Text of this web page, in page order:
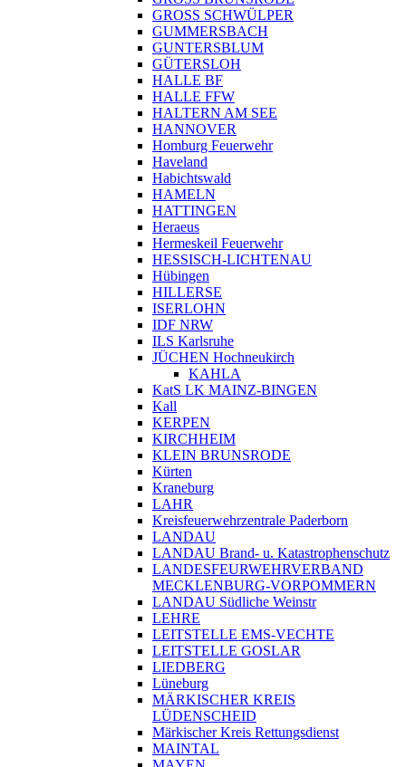
GROSS SCHWÜLPER
GUMMERSBACH
GUNTERSBLUM
GÜTERSLOH
HALLE BF
HALLE FFW
HALTERN AM SEE
HANNOVER
Homburg Feuerwehr
Haveland
Habichtswald
HAMELN
HATTINGEN
Heraeus
Hermeskeil Feuerwehr
HESSISCH-LICHTENAU
Hübingen
HILLERSE
ISERLOHN
IDF NRW
ILS Karlsruhe
JÜCHEN Hochneukirch
KAHLA
KatS LK MAINZ-BINGEN
Kall
KERPEN
KIRCHHEIM
KLEIN BRUNSRODE
Kürten
Kraneburg
LAHR
Kreisfeuerwehrzentrale Paderborn
LANDAU
LANDAU Brand- u. Katastrophenschutz
LANDESFEURWEHRVERBAND
MECKLENBURG-VORPOMMERN
LANDAU Südliche Weinstr
LEHRE
LEITSTELLE EMS-VECHTE
LEITSTELLE GOSLAR
LIEDBERG
Lüneburg
MÄRKISCHER KREIS
LÜDENSCHEID
Märkischer Kreis Rettungsdienst
MAINTAL